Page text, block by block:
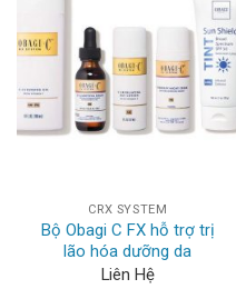
CRX SYSTEM
Bộ Obagi C FX hỗ trợ trị
lão hóa dưỡng da
Liên Hệ